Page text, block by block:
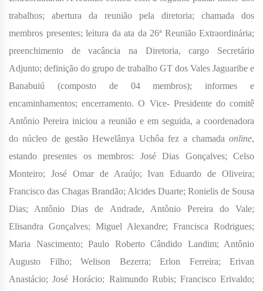
trabalhos; abertura da reunião pela diretoria; chamada dos
membros presentes; leitura da ata da 26ª Reunião Extraordinária;
preenchimento de vacância na Diretoria, cargo Secretário
Adjunto; definição do grupo de trabalho GT dos Vales Jaguaribe e
Banabuiú (composto de 04 membros); informes e
encaminhamentos; encerramento. O Vice- Presidente do comitê
Antônio Pereira iniciou a reunião e em seguida, a coordenadora
do núcleo de gestão Hewelânya Uchôa fez a chamada online,
estando presentes os membros: José Dias Gonçalves; Celso
Monteiro; José Omar de Araújo; Ivan Eduardo de Oliveira;
Francisco das Chagas Brandão; Alcides Duarte; Ronielis de Sousa
Dias; Antônio Dias de Andrade, Antônio Pereira do Vale;
Elisandra Gonçalves; Miguel Alexandre; Francisca Rodrigues;
Maria Nascimento; Paulo Roberto Cândido Landim; Antônio
Augusto Filho; Welison Bezerra; Erlon Ferreira; Erivan
Anastácio; José Horácio; Raimundo Rubis; Francisco Erivaldo;